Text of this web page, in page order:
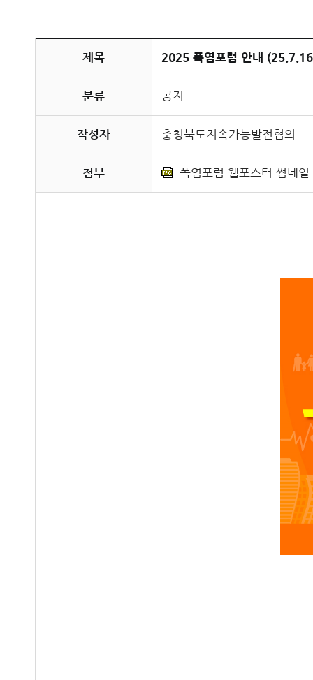
제목 2025 폭염포럼 안내
분류 공지
작성자 충청북도지속가능발전협의
첨부 폭염포럼 웹포스터 썸네